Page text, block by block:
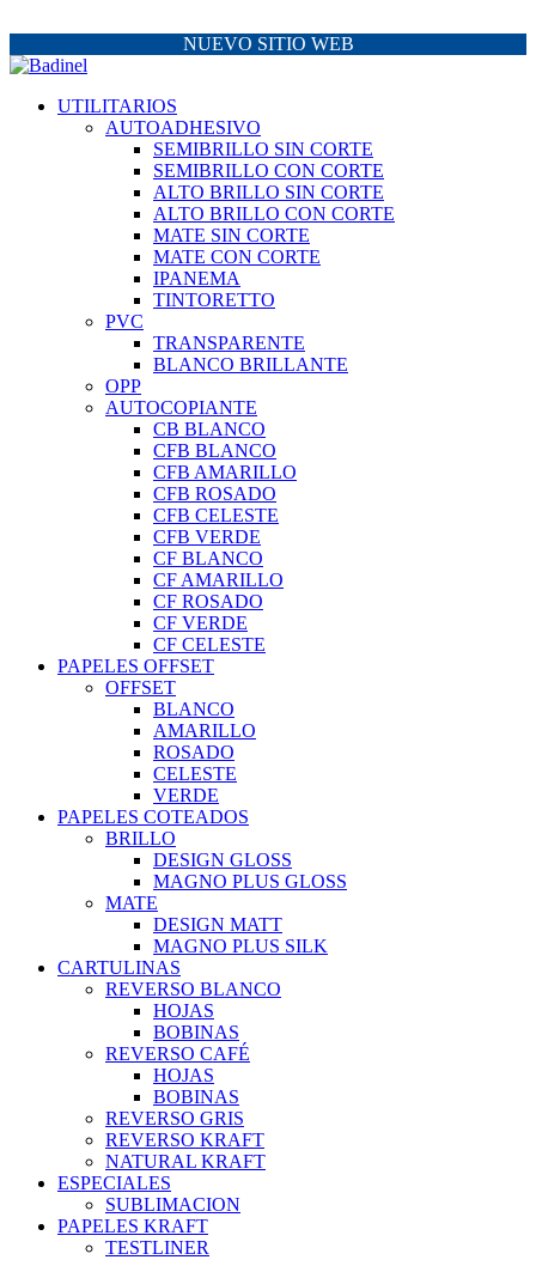
NUEVO SITIO WEB
UTILITARIOS
AUTOADHESIVO
SEMIBRILLO SIN CORTE
SEMIBRILLO CON CORTE
ALTO BRILLO SIN CORTE
ALTO BRILLO CON CORTE
MATE SIN CORTE
MATE CON CORTE
IPANEMA
TINTORETTO
PVC
TRANSPARENTE
BLANCO BRILLANTE
OPP
AUTOCOPIANTE
CB BLANCO
CFB BLANCO
CFB AMARILLO
CFB ROSADO
CFB CELESTE
CFB VERDE
CF BLANCO
CF AMARILLO
CF ROSADO
CF VERDE
CF CELESTE
PAPELES OFFSET
OFFSET
BLANCO
AMARILLO
ROSADO
CELESTE
VERDE
PAPELES COTEADOS
BRILLO
DESIGN GLOSS
MAGNO PLUS GLOSS
MATE
DESIGN MATT
MAGNO PLUS SILK
CARTULINAS
REVERSO BLANCO
HOJAS
BOBINAS
REVERSO CAFÉ
HOJAS
BOBINAS
REVERSO GRIS
REVERSO KRAFT
NATURAL KRAFT
ESPECIALES
SUBLIMACION
PAPELES KRAFT
TESTLINER